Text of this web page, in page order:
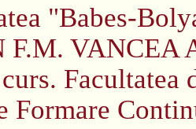
"Babes-
F.M. VANCEA
Formare